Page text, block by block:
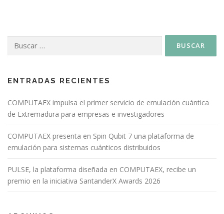
ENTRADAS RECIENTES
COMPUTAEX impulsa el primer servicio de emulación cuántica
de Extremadura para empresas e investigadores
COMPUTAEX presenta en Spin Qubit 7 una plataforma de
emulación para sistemas cuánticos distribuidos
PULSE, la plataforma diseñada en COMPUTAEX, recibe un
premio en la iniciativa SantanderX Awards 2026